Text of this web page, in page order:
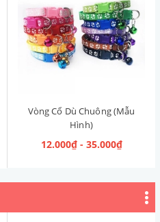
Vòng Cổ Dù Chuông (Mẫu
Hình)
12.000₫ - 35.000₫